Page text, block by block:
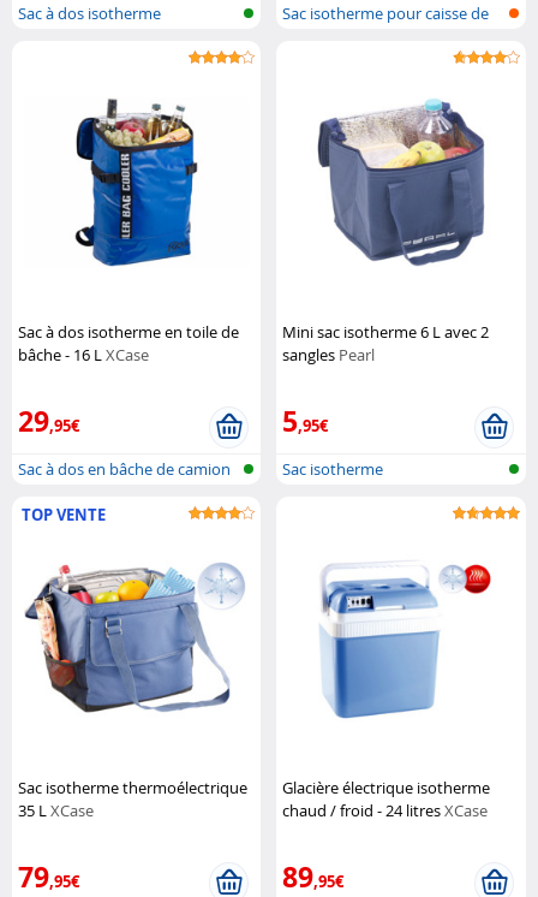
Sac à dos isotherme
Sac isotherme pour caisse de
Sac à dos isotherme en toile de
bâche - 16 LXCase
29,95€
Sac à dos en bâche de camion
Mini sac isotherme 6 L avec 2
sangles Pearl
5,95€
Sac isotherme
TOP VENTE
Sac isotherme thermoélectrique
35 LXCase
79,95€
Glacière électrique isotherme
chaud / froid - 24 litresXCase
89,95€